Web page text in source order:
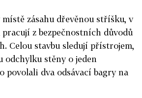
zásahu dřevěnou stříšku, v
z bezpečnostních důvodů
Celou stavbu sledují přístrojem,
odchylku stěny o jeden
povolali dva odsávací bagry na